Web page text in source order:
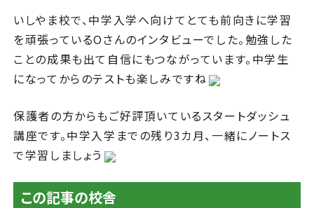
いしやま校で、中学入学へ向けてとても前向きに学習
を頑張っているOさんのインタビューでした。勉強した
ことの成果も出て自信にもつながっています。中学生
になってからのテストも楽しみですね
保護者の方からもご好評頂いているスタートダッシュ
講座です。中学入学までの残り3カ月、一緒にノートス
で学習しましょう
この記事の校舎